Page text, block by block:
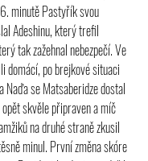
minutě Pastyřík svou
Adeshinu, který trefil
tak zažehnal nebezpečí. Ve
domácí, po brejkové situaci
Naďa se Matsaberidze dostal
skvěle připraven a míč
na druhé straně zkusil
minul. První změna skóre